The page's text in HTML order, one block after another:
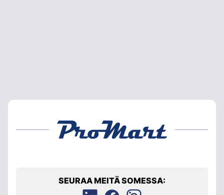
SEURAA MEITÄ SOMESSA: